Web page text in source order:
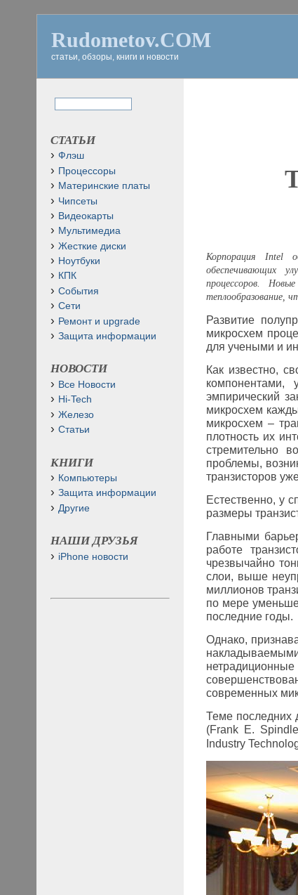
Rudometov.COM
статьи, обзоры, книги и новости
Корпорация Intel
обеспечивающих
процессоров.
теплообразование,
Развитие
микросхем
для учеными и
Как известно,
компонентами,
эмпирический
микросхем
микросхем –
плотность их
стремительно
проблемы,
транзисторов
Естественно, у
размеры
Главными
работе
чрезвычайно
слои, выше
миллионов
по мере
последние годы.
Однако,
современных
Теме последних
(Frank E.
Industry
СТАТЬИ
Флэш
Процессоры
Материнские платы
Чипсеты
Видеокарты
Мультимедиа
Жесткие диски
Ноутбуки
КПК
События
Сети
Ремонт и upgrade
Защита информации
НОВОСТИ
Все Новости
Hi-Tech
Железо
Статьи
КНИГИ
Компьютеры
Защита информации
Другие
НАШИ ДРУЗЬЯ
iPhone новости